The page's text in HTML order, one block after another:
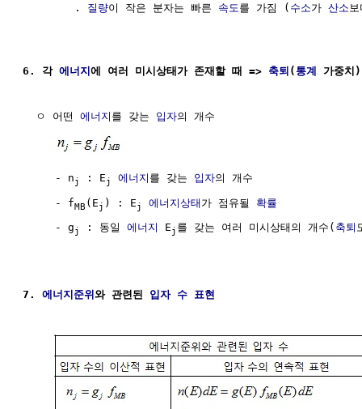
        .
질량이 작은 분자는 빠른 속도 를 가짐 ( 수소가 산소
6. 각 에너지에 여러 미시상태가 존재할 때 => 축퇴 ( 통계 가중치
  ㅇ 어떤
에너지 를 갖는 입자의 개수
     - n
j : Ej 에너지 를 갖는 입자의 개수
     - f
MB (Ej ) : Ej 에너지상태 가 점유될 확률
     - g
j : 동일 에너지 Ej 를 갖는 여러 미시상태의 개수( 축퇴
7. 에너지준위 와 관련된 입자 수 표현